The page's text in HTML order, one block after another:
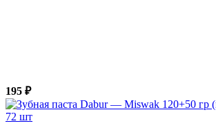
195 ₽